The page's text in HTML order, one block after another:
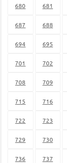
680 681
687 688
694 695
701 702
708 709
715 716
722 723
729 730
736 737